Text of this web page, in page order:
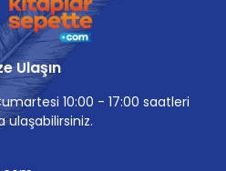
Ulaşın
10:00 - 17:00 saatleri
ulaşabilirsiniz.